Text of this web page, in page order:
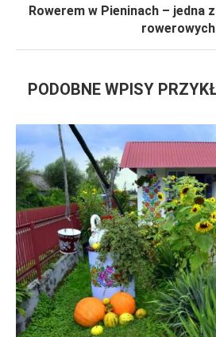
Rowerem w Pieninach – jedna
rowerowych
PODOBNE WPISY